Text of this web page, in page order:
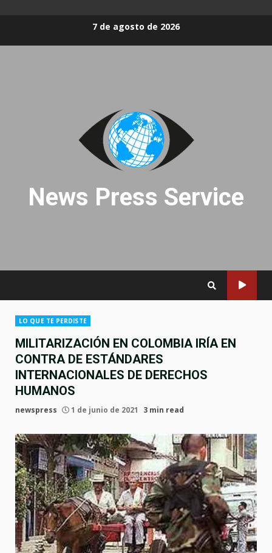
7 de agosto de 2026
News Press Service
LO QUE TE PERDISTE
MILITARIZACIÓN EN COLOMBIA IRÍA EN
CONTRA DE ESTÁNDARES
INTERNACIONALES DE DERECHOS
HUMANOS
newspress 1 de junio de 2021 3 min read